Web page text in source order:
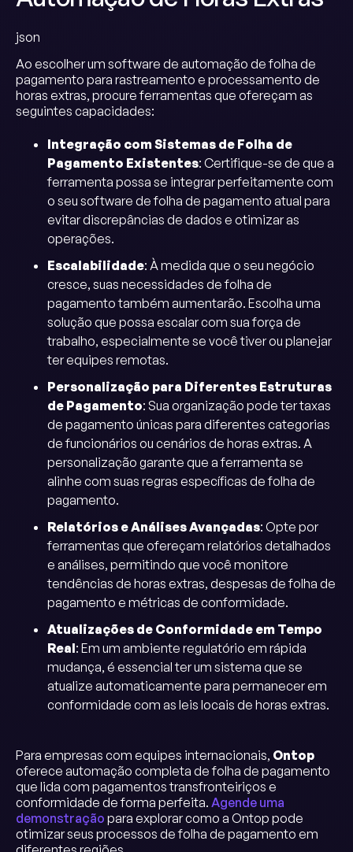
json
Ao escolher um software de automação de folha de
pagamento para rastreamento e processamento de
horas extras, procure ferramentas que ofereçam as
seguintes capacidades:
Integração com Sistemas de Folha de
Pagamento Existentes: Certifique-se de que a
ferramenta possa se integrar perfeitamente com
o seu software de folha de pagamento atual para
evitar discrepâncias de dados e otimizar as
operações.
Escalabilidade: À medida que o seu negócio
cresce, suas necessidades de folha de
pagamento também aumentarão. Escolha uma
solução que possa escalar com sua força de
trabalho, especialmente se você tiver ou planejar
ter equipes remotas.
Personalização para Diferentes Estruturas
de Pagamento: Sua organização pode ter taxas
de pagamento únicas para diferentes categorias
de funcionários ou cenários de horas extras. A
personalização garante que a ferramenta se
alinhe com suas regras específicas de folha de
pagamento.
Relatórios e Análises Avançadas: Opte por
ferramentas que ofereçam relatórios detalhados
e análises, permitindo que você monitore
tendências de horas extras, despesas de folha de
pagamento e métricas de conformidade.
Atualizações de Conformidade em Tempo
Real: Em um ambiente regulatório em rápida
mudança, é essencial ter um sistema que se
atualize automaticamente para permanecer em
conformidade com as leis locais de horas extras.
Para empresas com equipes internacionais, Ontop
oferece automação completa de folha de pagamento
que lida com pagamentos transfronteiriços e
conformidade de forma perfeita. Agende uma
demonstração para explorar como a Ontop pode
otimizar seus processos de folha de pagamento em